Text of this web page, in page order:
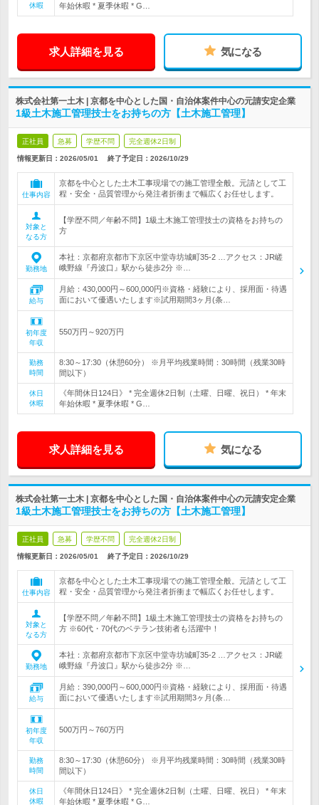
休暇
年始休暇 * 夏季休暇 * G…
求人詳細を見る 気になる
株式会社第一土木 | 京都を中心とした国・自治体案件中心の元請安定企業
1級土木施工管理技士をお持ちの方【土木施工管理】
正社員 急募 学歴不問 完全週休2日制
情報更新日：2026/05/01 終了予定日： 2026/10/29
仕事内容
京都を中心とした土木工事現場での施工管理全般。元請として工
程・安全・品質管理から発注者折衝まで幅広くお任せします。
対象と
なる方
【学歴不問／年齢不問】1級土木施工管理技士の資格をお持ちの
方
勤務地
本社：京都府京都市下京区中堂寺坊城町35-2 …アクセス：JR嵯
峨野線『丹波口』駅から徒歩2分 ※…
給与
月給：430,000円～600,000円※資格・経験により、採用面・待遇
面において優遇いたします※試用期間3ヶ月(条…
初年度
年収
550万円～920万円
勤務
時間
8:30～17:30（休憩60分） ※月平均残業時間：30時間（残業30時
間以下）
休日
休暇
《年間休日124日》 * 完全週休2日制（土曜、日曜、祝日） * 年末
年始休暇 * 夏季休暇 * G…
求人詳細を見る 気になる
株式会社第一土木 | 京都を中心とした国・自治体案件中心の元請安定企業
1級土木施工管理技士をお持ちの方【土木施工管理】
正社員 急募 学歴不問 完全週休2日制
情報更新日：2026/05/01 終了予定日： 2026/10/29
仕事内容
京都を中心とした土木工事現場での施工管理全般。元請として工
程・安全・品質管理から発注者折衝まで幅広くお任せします。
対象と
なる方
【学歴不問／年齢不問】1級土木施工管理技士の資格をお持ちの
方 ※60代・70代のベテラン技術者も活躍中！
勤務地
本社：京都府京都市下京区中堂寺坊城町35-2 …アクセス：JR嵯
峨野線『丹波口』駅から徒歩2分 ※…
給与
月給：390,000円～600,000円※資格・経験により、採用面・待遇
面において優遇いたします※試用期間3ヶ月(条…
初年度
年収
500万円～760万円
勤務
時間
8:30～17:30（休憩60分） ※月平均残業時間：30時間（残業30時
間以下）
休日
休暇
《年間休日124日》 * 完全週休2日制（土曜、日曜、祝日） * 年末
年始休暇 * 夏季休暇 * G…